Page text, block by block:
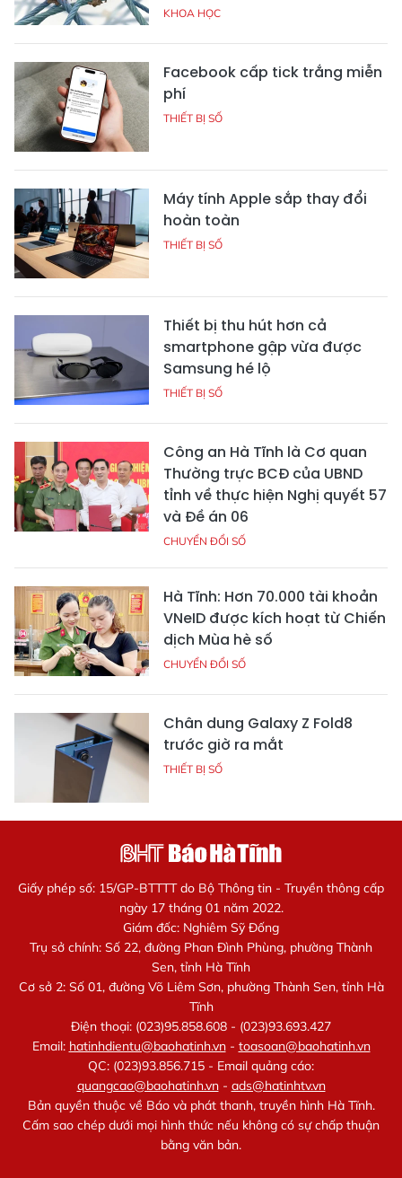
KHOA HỌC
Facebook cấp tick trắng miễn
phí
THIẾT BỊ SỐ
Máy tính Apple sắp thay đổi
hoàn toàn
THIẾT BỊ SỐ
Thiết bị thu hút hơn cả
smartphone gập vừa được
Samsung hé lộ
THIẾT BỊ SỐ
Công an Hà Tĩnh là Cơ quan
Thường trực BCĐ của UBND
tỉnh về thực hiện Nghị quyết 57
và Đề án 06
CHUYỂN ĐỔI SỐ
Hà Tĩnh: Hơn 70.000 tài khoản
VNeID được kích hoạt từ Chiến
dịch Mùa hè số
CHUYỂN ĐỔI SỐ
Chân dung Galaxy Z Fold8
trước giờ ra mắt
THIẾT BỊ SỐ
Giấy phép số: 15/GP-BTTTT do Bộ Thông tin - Truyền thông cấp
ngày 17 tháng 01 năm 2022.
Giám đốc: Nghiêm Sỹ Đống
Trụ sở chính: Số 22, đường Phan Đình Phùng, phường Thành
Sen, tỉnh Hà Tĩnh
Cơ sở 2: Số 01, đường Võ Liêm Sơn, phường Thành Sen, tỉnh Hà
Tĩnh
Điện thoại: (023)95.858.608 - (023)93.693.427
Email: hatinhdientu@baohatinh.vn- toasoan@baohatinh.vn
QC: (023)93.856.715 - Email quảng cáo:
quangcao@baohatinh.vn- ads@hatinhtv.vn
Bản quyền thuộc về Báo và phát thanh, truyền hình Hà Tĩnh.
Cấm sao chép dưới mọi hình thức nếu không có sự chấp thuận
bằng văn bản.